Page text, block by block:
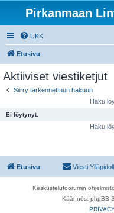
Pirkanmaan
UKK
Etusivu
Aktiiviset viestiketjut
Siirry tarkennettuun hakuun
Haku
Ei löytynyt.
Haku
Etusivu Viesti
Keskustelufoorumin ohjelmisto
Käännös: phpBB